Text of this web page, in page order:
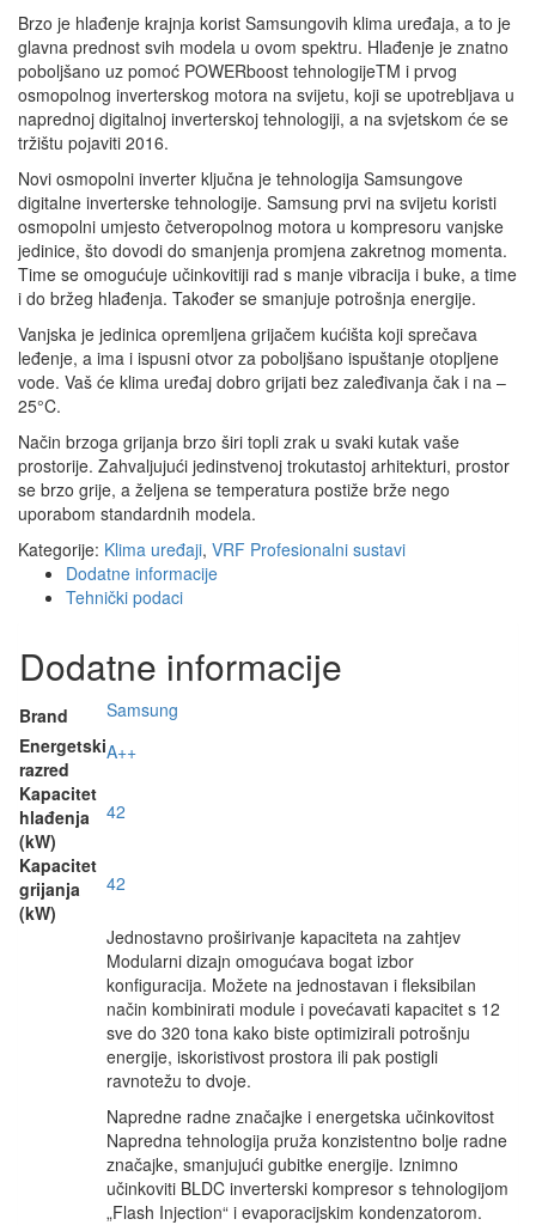
Brzo je hlađenje krajnja korist Samsungovih klima uređaja, a to je
glavna prednost svih modela u ovom spektru. Hlađenje je znatno
poboljšano uz pomoć POWERboost tehnologijeTM i prvog
osmopolnog inverterskog motora na svijetu, koji se upotrebljava u
naprednoj digitalnoj inverterskoj tehnologiji, a na svjetskom će se
tržištu pojaviti 2016.
Novi osmopolni inverter ključna je tehnologija Samsungove
digitalne inverterske tehnologije. Samsung prvi na svijetu koristi
osmopolni umjesto četveropolnog motora u kompresoru vanjske
jedinice, što dovodi do smanjenja promjena zakretnog momenta.
Time se omogućuje učinkovitiji rad s manje vibracija i buke, a time
i do bržeg hlađenja. Također se smanjuje potrošnja energije.
Vanjska je jedinica opremljena grijačem kućišta koji sprečava
leđenje, a ima i ispusni otvor za poboljšano ispuštanje otopljene
vode. Vaš će klima uređaj dobro grijati bez zaleđivanja čak i na –
25°C.
Način brzoga grijanja brzo širi topli zrak u svaki kutak vaše
prostorije. Zahvaljujući jedinstvenoj trokutastoj arhitekturi, prostor
se brzo grije, a željena se temperatura postiže brže nego
uporabom standardnih modela.
Kategorije: Klima uređaji, VRF Profesionalni sustavi
Dodatne informacije
Tehnički podaci
Dodatne informacije
Brand
Samsung
Energetski
razred
A++
Kapacitet
hlađenja
(kW)
42
Kapacitet
grijanja
(kW)
42
Jednostavno proširivanje kapaciteta na zahtjev
Modularni dizajn omogućava bogat izbor
konfiguracija. Možete na jednostavan i fleksibilan
način kombinirati module i povećavati kapacitet s 12
sve do 320 tona kako biste optimizirali potrošnju
energije, iskoristivost prostora ili pak postigli
ravnotežu to dvoje.
Napredne radne značajke i energetska učinkovitost
Napredna tehnologija pruža konzistentno bolje radne
značajke, smanjujući gubitke energije. Iznimno
učinkoviti BLDC inverterski kompresor s tehnologijom
„Flash Injection“ i evaporacijskim kondenzatorom.